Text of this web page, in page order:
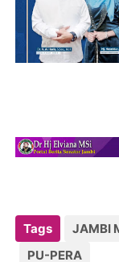
Tags JAMBI
PU-PERA